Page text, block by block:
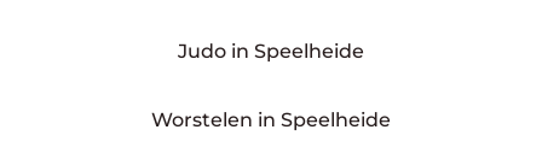
Judo in Speelheide
Worstelen in Speelheide